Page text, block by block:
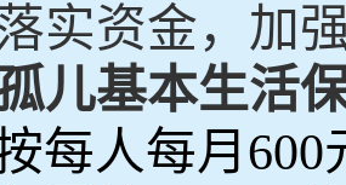
实资金，加
儿基本生活
每人每月 600